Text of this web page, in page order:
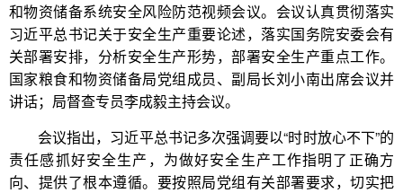
和物资储备系统安全风险防范视频会议。会议认真贯彻落实
习近平总书记关于安全生产重要论述，落实国务院安委会有
关部署安排，分析安全生产形势，部署安全生产重点工作。
国家粮食和物资储备局党组成员、副局长刘小南出席会议并
讲话；局督查专员李成毅主持会议。
会议指出，习近平总书记多次强调要以“时时放心不下”的
责任感抓好安全生产，为做好安全生产工作指明了正确方
向、提供了根本遵循。要按照局党组有关部署要求，切实把